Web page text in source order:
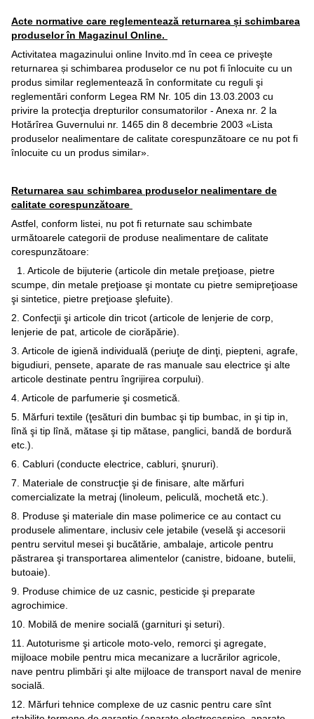
Acte normative care reglementează returnarea și schimbarea
produselor în Magazinul Online.
Activitatea magazinului online Invito.md în ceea ce priveşte
returnarea și schimbarea produselor ce nu pot fi înlocuite cu un
produs similar reglementează în conformitate cu reguli şi
reglementări conform Legea RM Nr. 105 din 13.03.2003 cu
privire la protecţia drepturilor consumatorilor - Anexa nr. 2 la
Hotărîrea Guvernului nr. 1465 din 8 decembrie 2003 «Lista
produselor nealimentare de calitate corespunzătoare ce nu pot fi
înlocuite cu un produs similar».
Returnarea sau schimbarea produselor nealimentare de
calitate corespunzătoare
Astfel, conform listei, nu pot fi returnate sau schimbate
următoarele categorii de produse nealimentare de calitate
corespunzătoare:
1. Articole de bijuterie (articole din metale preţioase, pietre
scumpe, din metale preţioase şi montate cu pietre semipreţioase
şi sintetice, pietre preţioase şlefuite).
2. Confecţii şi articole din tricot (articole de lenjerie de corp,
lenjerie de pat, articole de ciorăpărie).
3. Articole de igienă individuală (periuţe de dinţi, piepteni, agrafe,
bigudiuri, pensete, aparate de ras manuale sau electrice şi alte
articole destinate pentru îngrijirea corpului).
4. Articole de parfumerie şi cosmetică.
5. Mărfuri textile (ţesături din bumbac şi tip bumbac, in şi tip in,
lînă şi tip lînă, mătase şi tip mătase, panglici, bandă de bordură
etc.).
6. Cabluri (conducte electrice, cabluri, şnururi).
7. Materiale de construcţie şi de finisare, alte mărfuri
comercializate la metraj (linoleum, peliculă, mochetă etc.).
8. Produse şi materiale din mase polimerice ce au contact cu
produsele alimentare, inclusiv cele jetabile (veselă şi accesorii
pentru servitul mesei şi bucătărie, ambalaje, articole pentru
păstrarea şi transportarea alimentelor (canistre, bidoane, butelii,
butoaie).
9. Produse chimice de uz casnic, pesticide şi preparate
agrochimice.
10. Mobilă de menire socială (garnituri şi seturi).
11. Autoturisme şi articole moto-velo, remorci şi agregate,
mijloace mobile pentru mica mecanizare a lucrărilor agricole,
nave pentru plimbări şi alte mijloace de transport naval de menire
socială.
12. Mărfuri tehnice complexe de uz casnic pentru care sînt